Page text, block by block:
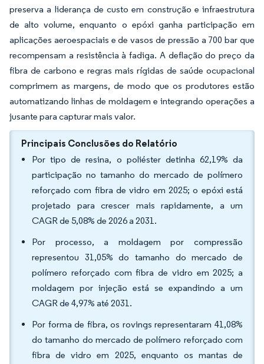
preserva a liderança de custo em construção e infraestrutura
de alto volume, enquanto o epóxi ganha participação em
aplicações aeroespaciais e de vasos de pressão a 700 bar que
recompensam a resistência à fadiga. A deflação do preço da
fibra de carbono e regras mais rígidas de saúde ocupacional
comprimem as margens, de modo que os produtores estão
automatizando linhas de moldagem e integrando operações a
jusante para capturar mais valor.
Principais Conclusões do Relatório
Por tipo de resina, o poliéster detinha 62,19% da
participação no tamanho do mercado de polímero
reforçado com fibra de vidro em 2025; o epóxi está
projetado para crescer mais rapidamente, a um
CAGR de 5,08% de 2026 a 2031.
Por processo, a moldagem por compressão
representou 31,05% do tamanho do mercado de
polímero reforçado com fibra de vidro em 2025; a
moldagem por injeção está se expandindo a um
CAGR de 4,97% até 2031.
Por forma de fibra, os rovings representaram 41,08%
do tamanho do mercado de polímero reforçado com
fibra de vidro em 2025, enquanto os mantas de